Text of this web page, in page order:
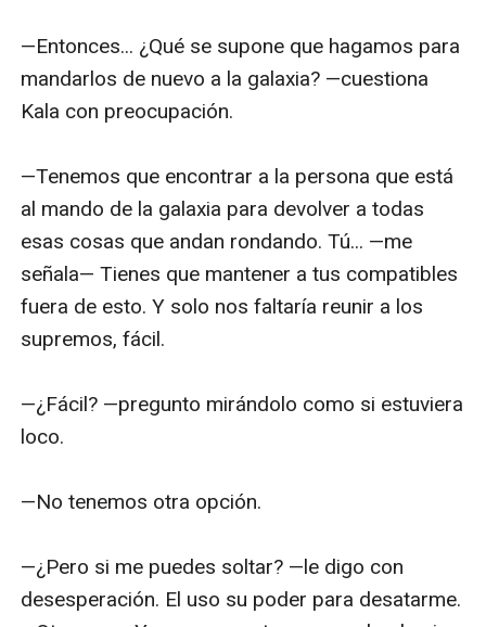
—Entonces... ¿Qué se supone que hagamos para
mandarlos de nuevo a la galaxia? —cuestiona
Kala con preocupación.
—Tenemos que encontrar a la persona que está
al mando de la galaxia para devolver a todas
esas cosas que andan rondando. Tú... —me
señala— Tienes que mantener a tus compatibles
fuera de esto. Y solo nos faltaría reunir a los
supremos, fácil.
—¿Fácil? —pregunto mirándolo como si estuviera
loco.
—No tenemos otra opción.
—¿Pero si me puedes soltar? —le digo con
desesperación. El uso su poder para desatarme.